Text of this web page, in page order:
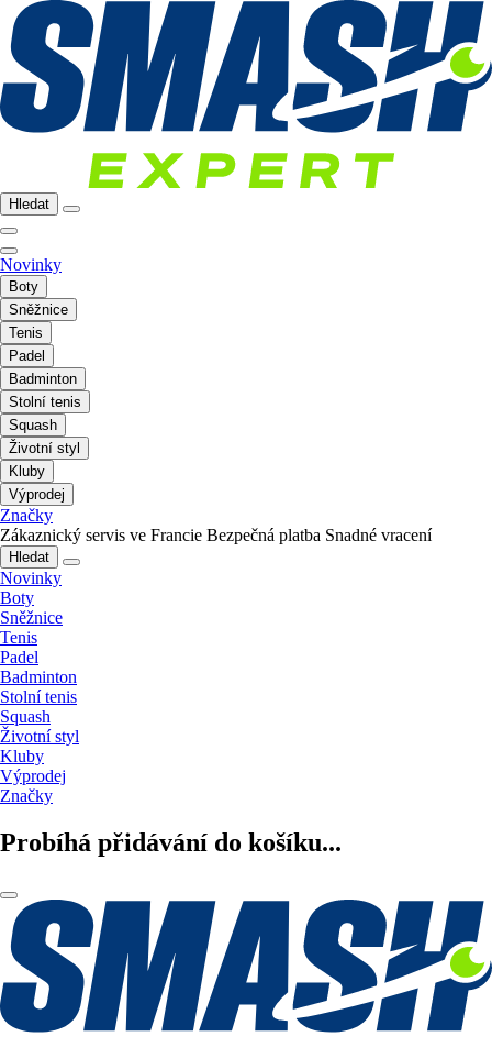
Hledat
Novinky
Boty
Sněžnice
Tenis
Padel
Badminton
Stolní tenis
Squash
Životní styl
Kluby
Výprodej
Značky
Zákaznický servis ve Francie Bezpečná platba Snadné vracení
Hledat
Novinky
Boty
Sněžnice
Tenis
Padel
Badminton
Stolní tenis
Squash
Životní styl
Kluby
Výprodej
Značky
Probíhá přidávání do košíku...